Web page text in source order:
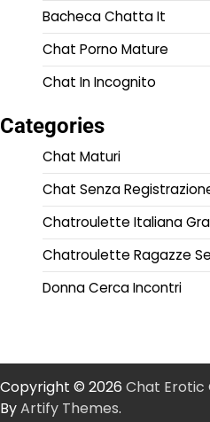
Bacheca Chatta It
Chat Porno Mature
Chat In Incognito
Categories
Chat Maturi
Chat Senza
Chatroulette Italiana
Chatroulette Ragazze
Donna Cerca Incontri
Copyright © 2026 Chat Erotic
ByArtify Themes.